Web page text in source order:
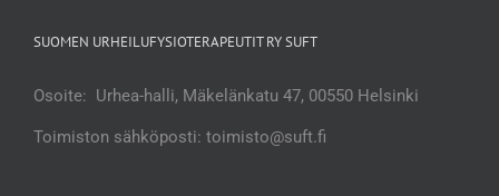
SUOMEN URHEILUFYSIOTERAPEUTIT RY SUFT
Osoite: Urhea-halli, Mäkelänkatu 47, 00550 Helsinki
Toimiston sähköposti: toimisto@suft.fi